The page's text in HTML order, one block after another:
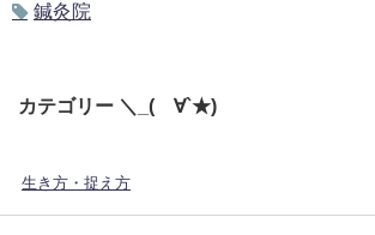
鍼灸院
カテゴリー ＼_(´∀`★)
生き方・捉え方